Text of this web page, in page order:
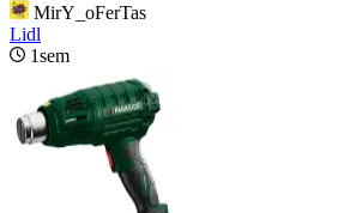
MirY_oFerTas
Lidl
1sem